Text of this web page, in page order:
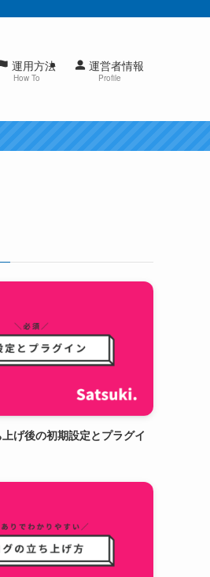
運用方法
How To
運営者情報
Profile
げ後の初期設定とプラグイ